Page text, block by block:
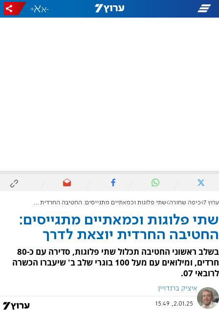
-
+
ערוץ 7 כיפה שחורה שתי פלוגות וכמאתיים מתגייסים: החטיבה החרדית יוצאת לדרך
שתי פלוגות וכמאתיים מתגייסים:
החטיבה החרדית יוצאת לדרך
בשלב ראשוני החטיבה תכלול שתי פלוגות, סדירה עם כ-80
חרדים, ומילואים עם מעל 100 בוגרי שלב ב' שיעברו הכשרה
לרובאי 07.
איציק ברנדויין
2.01.25, 15:49